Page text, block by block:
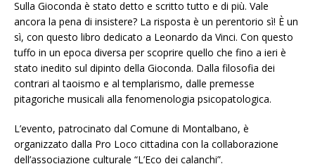
Sulla Gioconda è stato detto e scritto tutto e di più. Vale
ancora la pena di insistere? La risposta è un perentorio sì! È un
sì, con questo libro dedicato a Leonardo da Vinci. Con questo
tuffo in un epoca diversa per scoprire quello che fino a ieri è
stato inedito sul dipinto della Gioconda. Dalla filosofia dei
contrari al taoismo e al templarismo, dalle premesse
pitagoriche musicali alla fenomenologia psicopatologica.
L’evento, patrocinato dal Comune di Montalbano, è
organizzato dalla Pro Loco cittadina con la collaborazione
dell’associazione culturale “L’Eco dei calanchi”.